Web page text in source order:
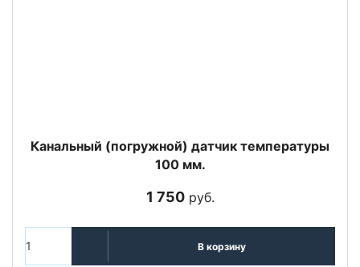
Канальный (погружной) датчик температуры
100 мм.
1 750руб.
В корзину